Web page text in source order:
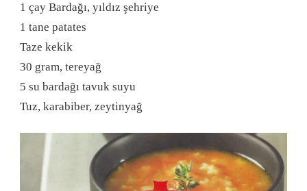
1 çay Bardağı, yıldız şehriye
1 tane patates
Taze kekik
30 gram, tereyağ
5 su bardağı tavuk suyu
Tuz, karabiber, zeytinyağ